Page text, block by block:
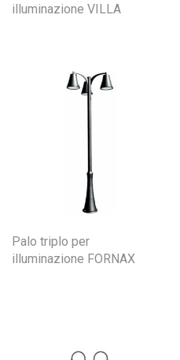
illuminazione VILLA
Palo triplo per
illuminazione FORNAX